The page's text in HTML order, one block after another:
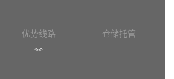
优势线路
仓储托管
︾